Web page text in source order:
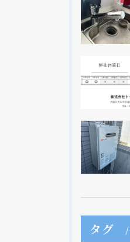
タグ
現在、新聞に入っ
現在、新聞に入っ